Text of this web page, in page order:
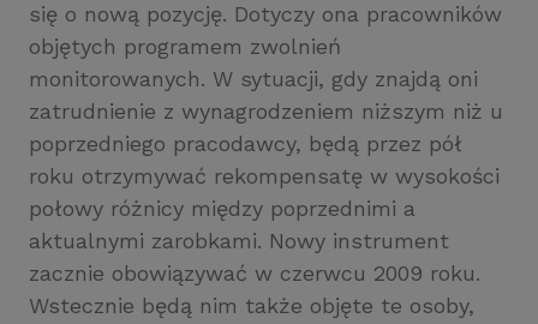
się o nową pozycję. Dotyczy ona pracowników
objętych programem zwolnień
monitorowanych. W sytuacji, gdy znajdą oni
zatrudnienie z wynagrodzeniem niższym niż u
poprzedniego pracodawcy, będą przez pół
roku otrzymywać rekompensatę w wysokości
połowy różnicy między poprzednimi a
aktualnymi zarobkami. Nowy instrument
zacznie obowiązywać w czerwcu 2009 roku.
Wstecznie będą nim także objęte te osoby,